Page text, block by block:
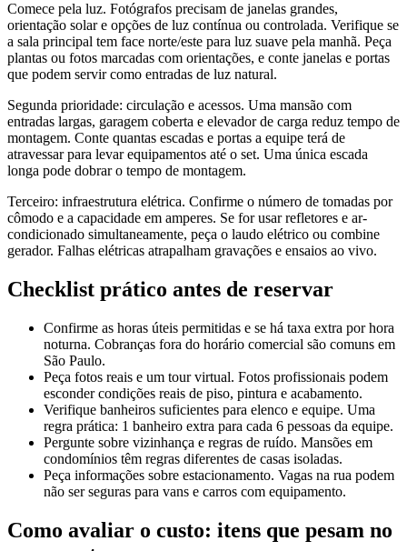
Comece pela luz. Fotógrafos precisam de janelas grandes,
orientação solar e opções de luz contínua ou controlada. Verifique se
a sala principal tem face norte/este para luz suave pela manhã. Peça
plantas ou fotos marcadas com orientações, e conte janelas e portas
que podem servir como entradas de luz natural.
Segunda prioridade: circulação e acessos. Uma mansão com
entradas largas, garagem coberta e elevador de carga reduz tempo de
montagem. Conte quantas escadas e portas a equipe terá de
atravessar para levar equipamentos até o set. Uma única escada
longa pode dobrar o tempo de montagem.
Terceiro: infraestrutura elétrica. Confirme o número de tomadas por
cômodo e a capacidade em amperes. Se for usar refletores e ar-
condicionado simultaneamente, peça o laudo elétrico ou combine
gerador. Falhas elétricas atrapalham gravações e ensaios ao vivo.
Checklist prático antes de reservar
Confirme as horas úteis permitidas e se há taxa extra por hora
noturna. Cobranças fora do horário comercial são comuns em
São Paulo.
Peça fotos reais e um tour virtual. Fotos profissionais podem
esconder condições reais de piso, pintura e acabamento.
Verifique banheiros suficientes para elenco e equipe. Uma
regra prática: 1 banheiro extra para cada 6 pessoas da equipe.
Pergunte sobre vizinhança e regras de ruído. Mansões em
condomínios têm regras diferentes de casas isoladas.
Peça informações sobre estacionamento. Vagas na rua podem
não ser seguras para vans e carros com equipamento.
Como avaliar o custo: itens que pesam no